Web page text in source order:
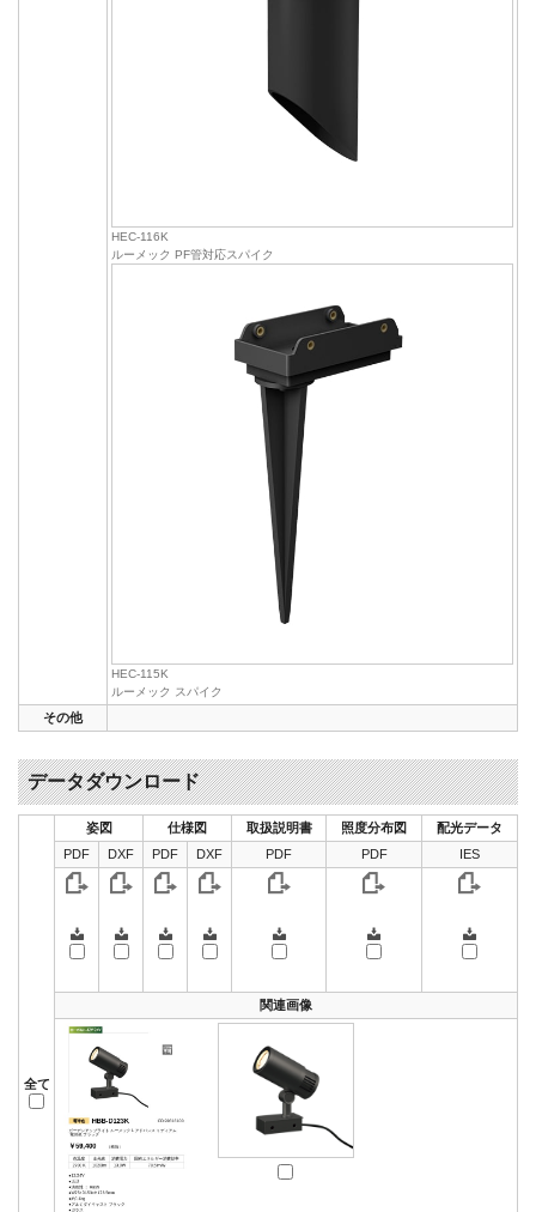
HEC-116K
ルーメック PF管対応スパイク
HEC-115K
ルーメック スパイク
その他
データダウンロード
全て
姿図 仕様図 取扱説明書 照度分布図
配光データ
PDF
DXF PDF DXF PDF PDF IES
関連画像